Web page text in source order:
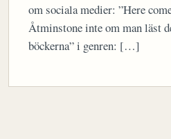
om sociala medier: ”Here
Åtminstone inte om man läst
böckerna” i genren: […]